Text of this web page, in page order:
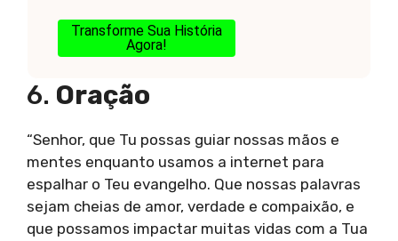
Transforme Sua História
Agora!
6. Oração
“Senhor, que Tu possas guiar nossas mãos e
mentes enquanto usamos a internet para
espalhar o Teu evangelho. Que nossas palavras
sejam cheias de amor, verdade e compaixão, e
que possamos impactar muitas vidas com a Tua